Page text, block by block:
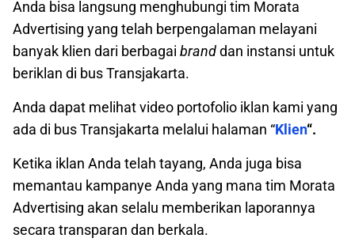
Anda bisa langsung menghubungi tim Morata
Advertising yang telah berpengalaman melayani
banyak klien dari berbagai branddan instansi untuk
beriklan di bus Transjakarta.
Anda dapat melihat video portofolio iklan kami yang
ada di bus Transjakarta melalui halaman “Klien“.
Ketika iklan Anda telah tayang, Anda juga bisa
memantau kampanye Anda yang mana tim Morata
Advertising akan selalu memberikan laporannya
secara transparan dan berkala.